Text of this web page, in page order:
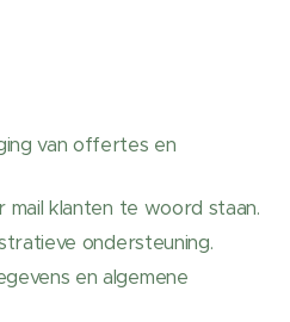
van offertes en
mail klanten te woord staan.
ondersteuning.
en algemene